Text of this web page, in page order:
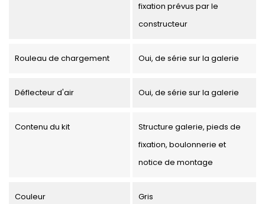
fixation prévus par le
constructeur
Rouleau de chargement Oui, de série sur la galerie
Déflecteur d'air Oui, de série sur la galerie
Contenu du kit
Structure galerie, pieds de
fixation, boulonnerie et
notice de montage
Couleur Gris